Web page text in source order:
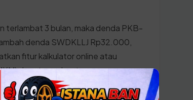
terlambat 3 bulan, maka denda PKB-
denda SWDKLLJ Rp32.000,
fitur kalkulator online atau
dapat membantu warga
menuju loket pembayaran.